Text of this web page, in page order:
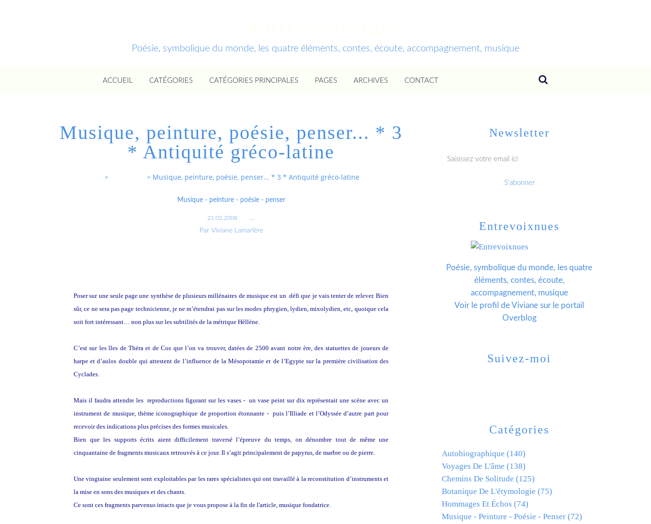
Poésie, symbolique du monde, les quatre éléments, contes, écoute, accompagnement, musique
ACCUEIL CATÉGORIES CATÉGORIES PRINCIPALES PAGES ARCHIVES CONTACT
Musique, peinture, poésie, penser... * 3
* Antiquité gréco-latine
> > Musique, peinture, poésie, penser... * 3 * Antiquité gréco-latine
Musique - peinture - poésie - penser
21.02.2008
Par Viviane Lamarlère
Poser sur une seule page une synthèse de plusieurs millénaires de musique est un défi que je vais tenter de relever. Bien
sûr, ce ne sera pas page technicienne, je ne m’étendrai pas sur les modes phrygien, lydien, mixolydien, etc, quoique cela
soit fort intéressant… non plus sur les subtilités de la métrique Héllène.
C’est sur les îles de Théra et de Cos que l’on va trouver, datées de 2500 avant notre ère, des statuettes de joueurs de
harpe et d’aulos double qui attestent de l’influence de la Mésopotamie et de l’Egypte sur la première civilisation des
Cyclades.
Mais il faudra attendre les reproductions figurant sur les vases - un vase peint sur dix représentait une scène avec un
instrument de musique, thème iconographique de proportion étonnante - puis l’Illiade et l’Odyssée d’autre part pour
recevoir des indications plus précises des formes musicales.
Bien que les supports écrits aient difficilement traversé l’épreuve du temps, on dénombre tout de même une
cinquantaine de fragments musicaux retrouvés à ce jour. Il s’agit principalement de papyrus, de marbre ou de pierre.
Une vingtaine seulement sont exploitables par les rares spécialistes qui ont travaillé à la reconstitution d’instruments et
la mise en sons des musiques et des chants.
Ce sont ces fragments parvenus intacts que je vous propose à la fin de l'article, musique fondatrice.
Newsletter
Catégories
Autobiographique (140)
Voyages De L'âme (138)
Chemins De Solitude (125)
Botanique De L'étymologie (75)
Hommages Et Échos (74)
Musique - Peinture - Poésie - Penser (72)
Entrevoixnues
Poésie, symbolique du monde, les quatre
éléments, contes, écoute,
accompagnement, musique
Voir le profil deViviane sur le portail
Overblog
Suivez-moi